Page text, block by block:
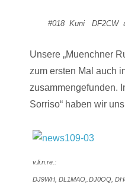
#018 Kuni DF2CW
Unsere „Muenchner
zum ersten Mal auch
zusammengefunden.
Sorriso“ haben wir
v.li.n.re.:
DJ9WH, DL1MAO,.DJ0OQ,